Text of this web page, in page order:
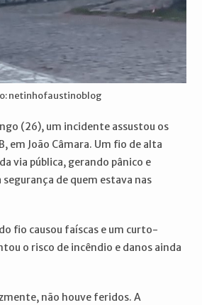
netinhofaustinoblog
(26), um incidente assustou os
em João Câmara. Um fio de alta
via pública, gerando pânico e
de quem estava nas
fio causou faíscas e um curto-
o risco de incêndio e danos ainda
não houve feridos. A